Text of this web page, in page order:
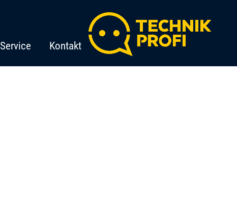
Service Kontakt